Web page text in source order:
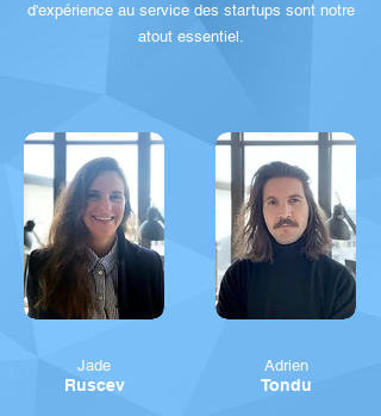
d'expérience au service des startups sont notre
atout essentiel.
Jade
Ruscev
Adrien
Tondu